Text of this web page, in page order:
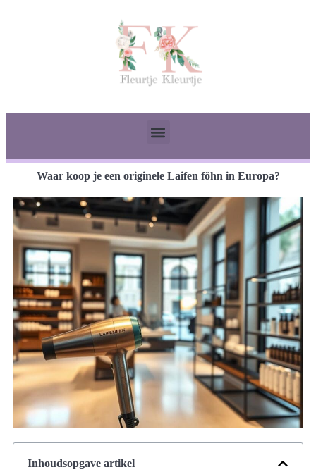
Waar koop je een originele Laifen föhn in Europa?
Inhoudsopgave artikel